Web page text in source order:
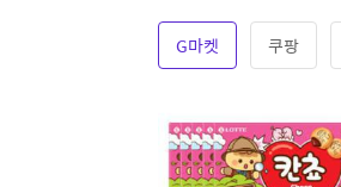
G마켓 쿠팡